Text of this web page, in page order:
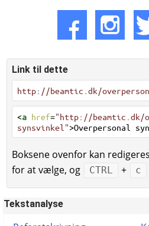
Tekstanalyse
Link til dette
http://beamtic.dk/
<a href="http://beamtic.dk/
synsvinkel">Overpersonal
Boksene ovenfor kan
for at vælge, og CTRL + c